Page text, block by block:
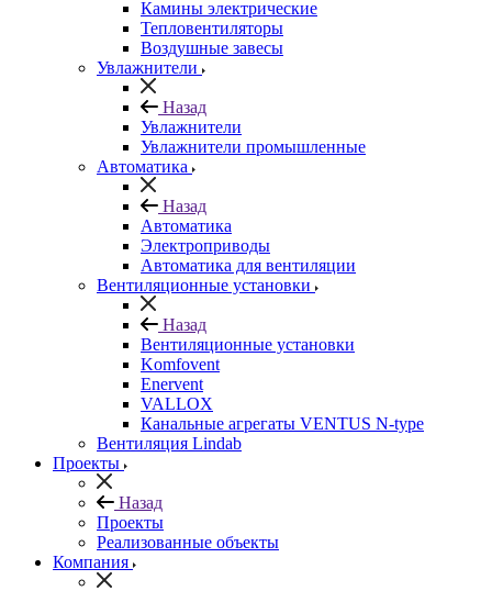
Камины электрические
Тепловентиляторы
Воздушные завесы
Увлажнители
Назад
Увлажнители
Увлажнители промышленные
Автоматика
Назад
Автоматика
Электроприводы
Автоматика для вентиляции
Вентиляционные установки
Назад
Вентиляционные установки
Komfovent
Enervent
VALLOX
Канальные агрегаты VENTUS N-type
Вентиляция Lindab
Проекты
Назад
Проекты
Реализованные объекты
Компания